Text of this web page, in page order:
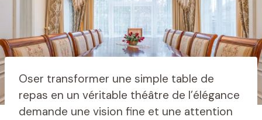
Oser transformer une simple table de
repas en un véritable théâtre de l’élégance
demande une vision fine et une attention